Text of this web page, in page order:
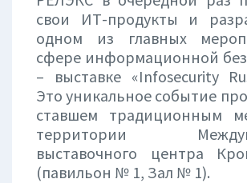
свои ИТ-продукты и
одном из главных
сфере информационной
– выставке «Infosecurity
Это уникальное событие
ставшем традиционным
территории
выставочного центра
(павильон № 1, Зал № 1).